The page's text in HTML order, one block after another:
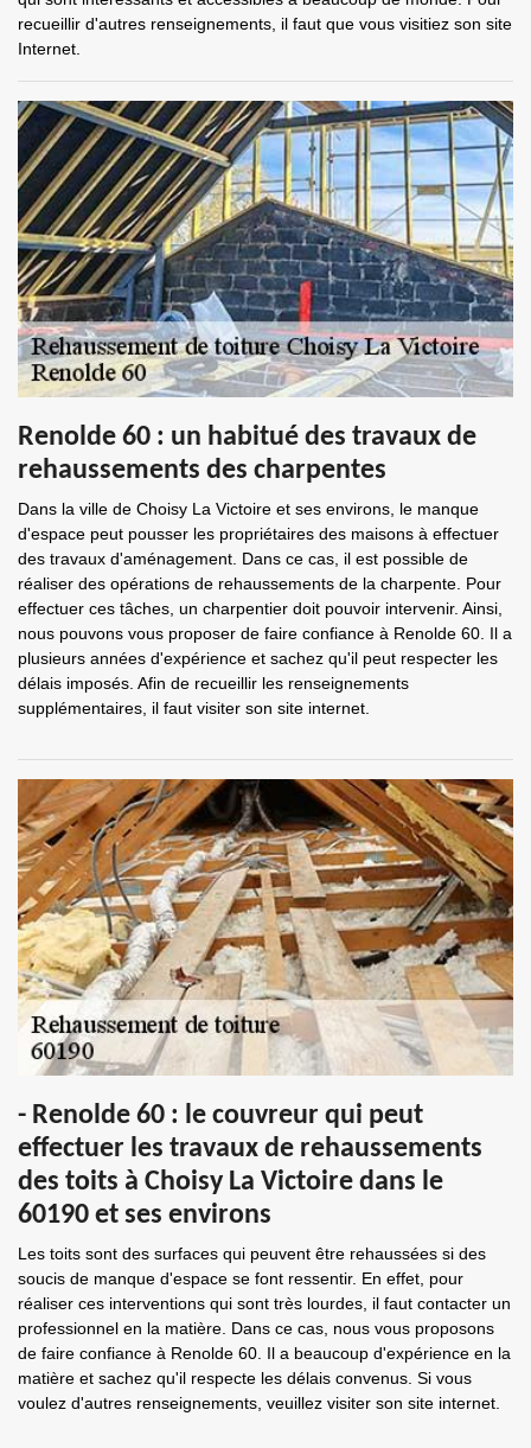
recueillir d'autres renseignements, il faut que vous visitiez son site
Internet.
Renolde 60 : un habitué des travaux de
rehaussements des charpentes
Dans la ville de Choisy La Victoire et ses environs, le manque
d'espace peut pousser les propriétaires des maisons à effectuer
des travaux d'aménagement. Dans ce cas, il est possible de
réaliser des opérations de rehaussements de la charpente. Pour
effectuer ces tâches, un charpentier doit pouvoir intervenir. Ainsi,
nous pouvons vous proposer de faire confiance à Renolde 60. Il a
plusieurs années d'expérience et sachez qu'il peut respecter les
délais imposés. Afin de recueillir les renseignements
supplémentaires, il faut visiter son site internet.
- Renolde 60 : le couvreur qui peut
effectuer les travaux de rehaussements
des toits à Choisy La Victoire dans le
60190 et ses environs
Les toits sont des surfaces qui peuvent être rehaussées si des
soucis de manque d'espace se font ressentir. En effet, pour
réaliser ces interventions qui sont très lourdes, il faut contacter un
professionnel en la matière. Dans ce cas, nous vous proposons
de faire confiance à Renolde 60. Il a beaucoup d'expérience en la
matière et sachez qu'il respecte les délais convenus. Si vous
voulez d'autres renseignements, veuillez visiter son site internet.